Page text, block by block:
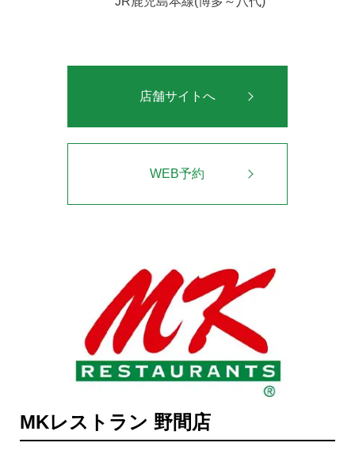
店舗サイトへ
WEB予約
MKレストラン 野間店